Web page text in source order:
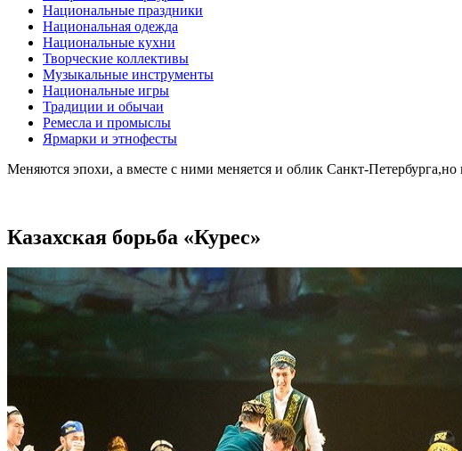
Национальные праздники
Национальная одежда
Национальные кухни
Творческие коллективы
Музыкальные инструменты
Национальные игры
Традиции и обычаи
Ремесла и промыслы
Ярмарки и этнофесты
Меняются эпохи, а вместе с ними меняется и облик Санкт-
Казахская борьба «Курес»